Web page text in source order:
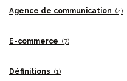
Agence de communication (4)
E-commerce (7)
Définitions (1)